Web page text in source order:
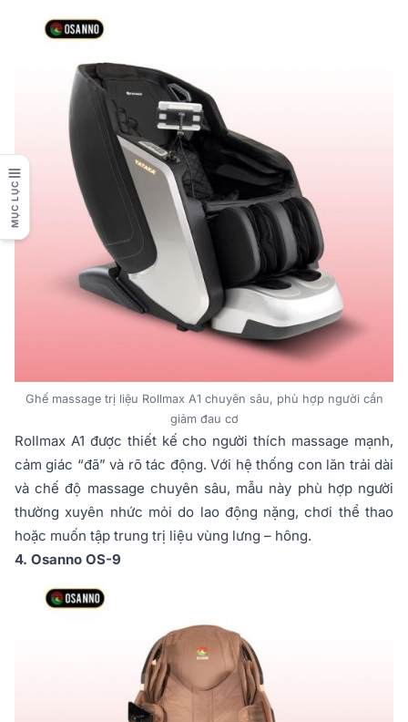
Ghế massage trị liệu Rollmax A1 chuyên sâu, phù hợp người cần
giảm đau cơ
Rollmax A1 được thiết kế cho người thích massage mạnh,
cảm giác “đã” và rõ tác động. Với hệ thống con lăn trải dài
và chế độ massage chuyên sâu, mẫu này phù hợp người
thường xuyên nhức mỏi do lao động nặng, chơi thể thao
hoặc muốn tập trung trị liệu vùng lưng – hông.
4. Osanno OS-9
MỤC LỤC